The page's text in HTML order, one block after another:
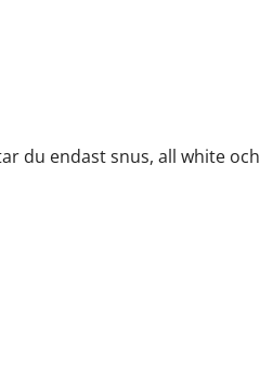
du endast snus, all white och